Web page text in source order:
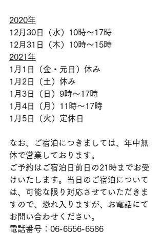
2020年
12月30日（水）
10時〜17時
12月31日（木）
10時〜15時
2021年
1月1日（金・元日） 休み
1月2日（土） 休み
1月3日（日）9時〜17時
1月4日（月）11時〜17時
1月5日（火）定休日
なお、ご宿泊につきましては、年中無
休で営業しております。
ご予約はご宿泊日前日の21時までお受
けいたします。当日のご宿泊について
は、可能な限り対応させていただきま
すので、恐れ入りますが、お電話にて
お問い合わせください。
電話番号：06-6556-6586